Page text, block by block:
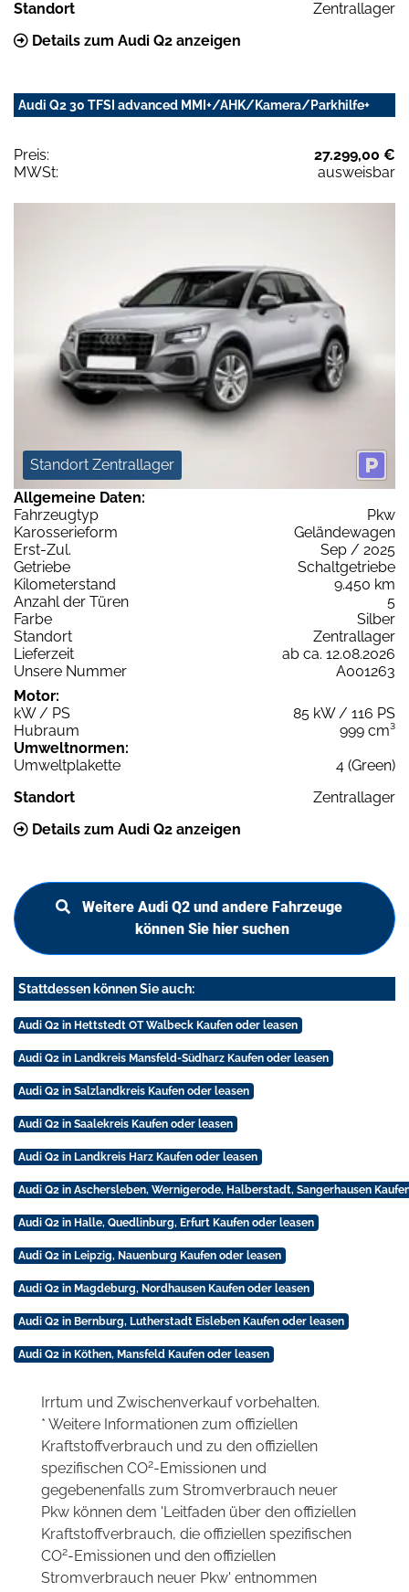
Standort
Zentrallager
Details zum Audi Q2 anzeigen
Audi Q2 30 TFSI advanced MMI+/AHK/Kamera/Parkhilfe+
Preis:
27.299,00 €
MWSt:
ausweisbar
Standort Zentrallager
Allgemeine Daten:
Fahrzeugtyp
Pkw
Karosserieform
Geländewagen
Erst-Zul.
Sep / 2025
Getriebe
Schaltgetriebe
Kilometerstand
9.450 km
Anzahl der Türen
5
Farbe
Silber
Standort
Zentrallager
Lieferzeit
ab ca. 12.08.2026
Unsere Nummer
A001263
Motor:
kW / PS
85 kW / 116 PS
Hubraum
999 cm³
Umweltnormen:
Umweltplakette
4 (Green)
Standort
Zentrallager
Details zum Audi Q2 anzeigen
Weitere Audi Q2 und andere Fahrzeuge
können Sie hier suchen
Stattdessen können Sie auch:
Audi Q2 in Hettstedt OT Walbeck Kaufen oder leasen
Audi Q2 in Landkreis Mansfeld-Südharz Kaufen oder leasen
Audi Q2 in Salzlandkreis Kaufen oder leasen
Audi Q2 in Saalekreis Kaufen oder leasen
Audi Q2 in Landkreis Harz Kaufen oder leasen
Audi Q2 in Aschersleben, Wernigerode, Halberstadt, Sangerhausen
Audi Q2 in Halle, Quedlinburg, Erfurt Kaufen oder leasen
Audi Q2 in Leipzig, Nauenburg Kaufen oder leasen
Audi Q2 in Magdeburg, Nordhausen Kaufen oder leasen
Audi Q2 in Bernburg, Lutherstadt Eisleben Kaufen oder leasen
Audi Q2 in Köthen, Mansfeld Kaufen oder leasen
Irrtum und Zwischenverkauf vorbehalten.
* Weitere Informationen zum offiziellen
Kraftstoffverbrauch und zu den offiziellen
spezifischen CO2-Emissionen und
gegebenenfalls zum Stromverbrauch neuer
Pkw können dem 'Leitfaden über den offiziellen
Kraftstoffverbrauch, die offiziellen spezifischen
CO2-Emissionen und den offiziellen
Stromverbrauch neuer Pkw' entnommen